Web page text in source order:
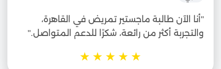
"أنا الآن طالبة ماجستير تمريض في القاهرة،
والتجربة أكثر من رائعة، شكرًا للدعم المتواصل."
★
★
★
★
★